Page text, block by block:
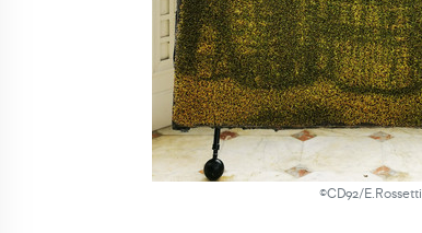
©CD92/E.Rossetti